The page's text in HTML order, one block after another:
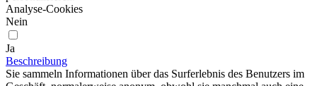
Analyse-Cookies
Nein
Ja
Beschreibung
Sie sammeln Informationen über das Surferlebnis des Benutzers im